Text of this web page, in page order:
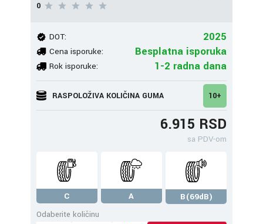
0
DOT: 2025
Cena isporuke: Besplatna isporuka
Rok isporuke: 1-2 radna dana
RASPOLOŽIVA KOLIČINA GUMA 10+
6.915 RSD
sa PDV-om
C A
B(69dB)
Odaberite količinu